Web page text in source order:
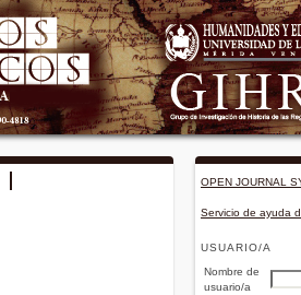
OPEN JOURNAL
Servicio de ayuda
USUARIO/A
Nombre de
usuario/a